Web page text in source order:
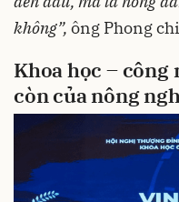
không”, ông Phong
Khoahọc – công
còncủanông